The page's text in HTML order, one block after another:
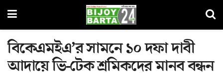
বিকেএমইএ’র সামনে ১০ দফা দাবী
আদায়ে ভি-টেক শ্রমিকদের মানব বন্ধন